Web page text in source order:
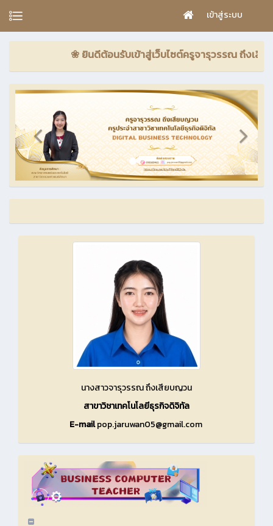
เข้าสู่ระบบ
❀ ยินดีต้อนรับเข้าสู่เว็บไซต์ครูจารุวรรณ ถึงเสียบญวน
นางสาวจารุวรรณ ถึงเสียบญวน
สาขาวิชาเทคโนโลยีธุรกิจดิจิทัล
E-mailpop.jaruwan05@gmail.com